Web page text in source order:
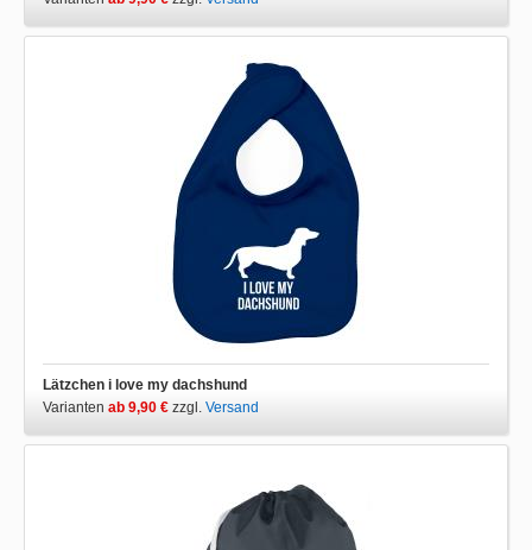
Lätzchen i love my dachshund
Varianten ab 9,90 € zzgl. Versand